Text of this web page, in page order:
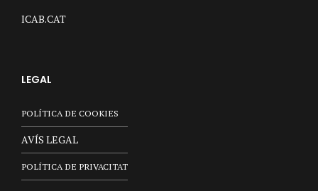
ICAB.CAT
LEGAL
POLÍTICA DE COOKIES
AVÍS LEGAL
POLÍTICA DE PRIVACITAT